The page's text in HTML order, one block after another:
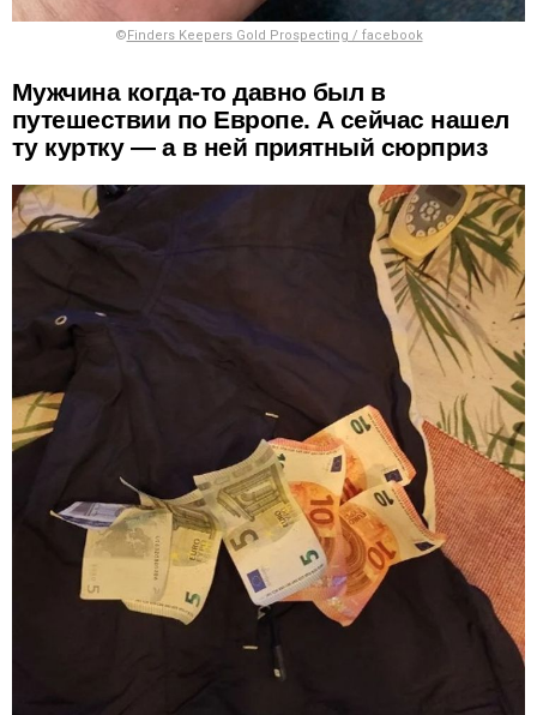
© Finders Keepers Gold Prospecting / facebook
Мужчина когда-то давно был в
путешествии по Европе. А сейчас нашел
ту куртку — а в ней приятный сюрприз